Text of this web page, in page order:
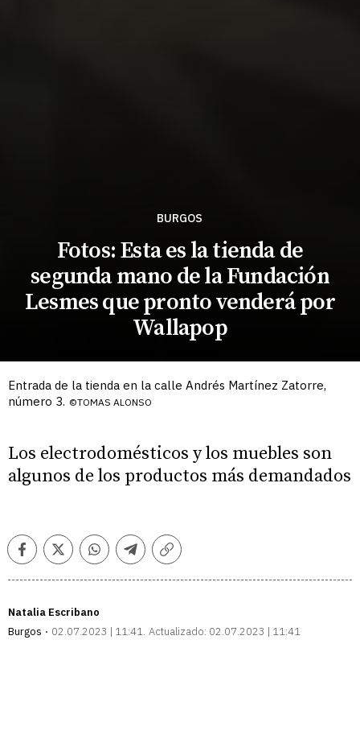
BURGOS
Fotos: Esta es la tienda de
segunda mano de la Fundación
Lesmes que pronto venderá por
Wallapop
Entrada de la tienda en la calle Andrés Martínez Zatorre,
número 3. ©TOMAS ALONSO
Los electrodomésticos y los muebles son
algunos de los productos más demandados
FacebookTwitterWhatsappTelegramCopiar
Natalia Escribano
Burgos
02.07.2023 | 11:41 Actualizado: 02.07.2023 | 11:41